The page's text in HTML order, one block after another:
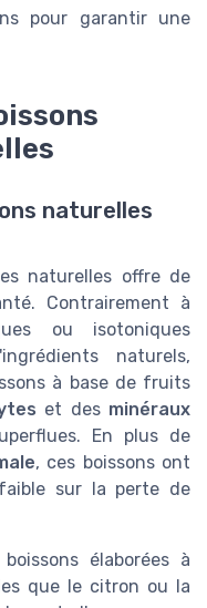
pour garantir une
naturelles
naturelles offre de
Contrairement à
ou isotoniques
naturels,
à base de fruits
et des minéraux
En plus de
, ces boissons ont
sur la perte de
élaborées à
que le citron ou la